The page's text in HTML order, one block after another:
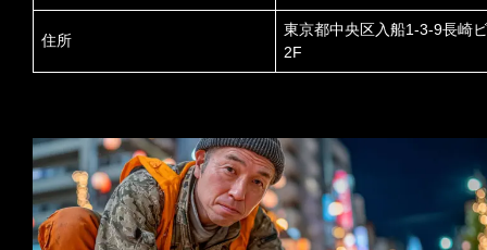
住所
東京都中央区入船1-3-9長崎
2F